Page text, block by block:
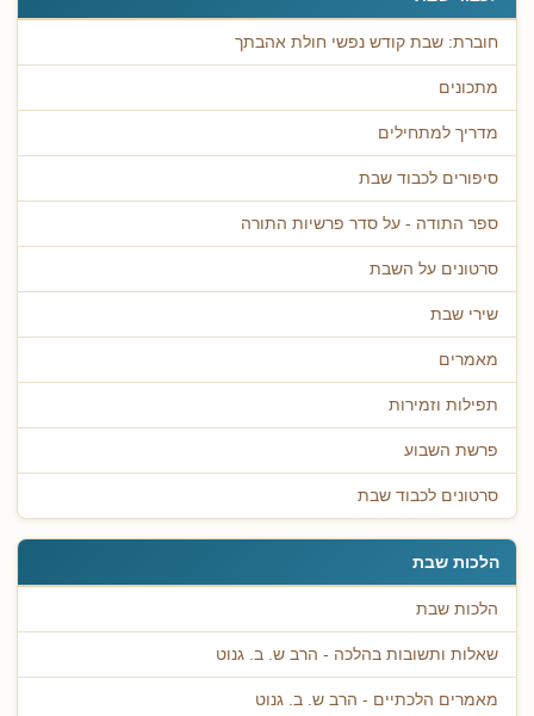
חוברת: שבת קודש נפשי חולת אהבתך
מתכונים
מדריך למתחילים
סיפורים לכבוד שבת
ספר התודה - על סדר פרשיות התורה
סרטונים על השבת
שירי שבת
מאמרים
תפילות וזמירות
פרשת השבוע
סרטונים לכבוד שבת
הלכות שבת
הלכות שבת
שאלות ותשובות בהלכה - הרב ש. ב. גנוט
מאמרים הלכתיים - הרב ש. ב. גנוט